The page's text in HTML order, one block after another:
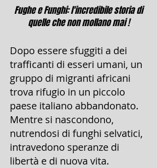
Fughe e Funghi: l'incredibile storia di
quelle che non mollano mai !
Dopo essere sfuggiti a dei
trafficanti di esseri umani, un
gruppo di migranti africani
trova rifugio in un piccolo
paese italiano abbandonato.
Mentre si nascondono,
nutrendosi di funghi selvatici,
intravedono speranze di
libertà e di nuova vita.